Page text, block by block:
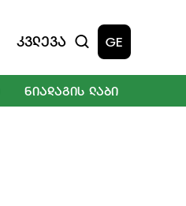
Კვლევა GE
ᲜᲘᲐᲓᲐᲒᲘᲡ ᲚᲐᲑᲘ